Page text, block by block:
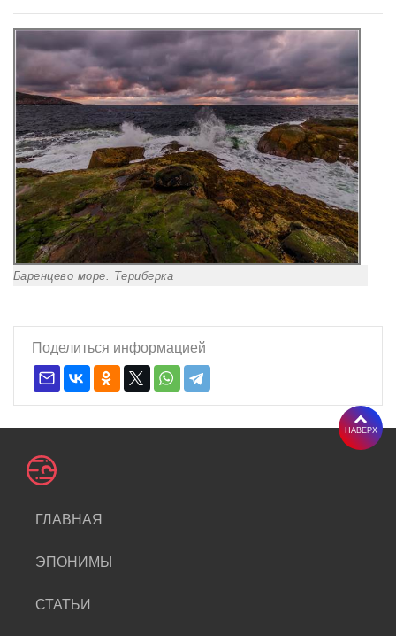
Баренцево море. Териберка
Поделиться информацией
ГЛАВНАЯ
ЭПОНИМЫ
СТАТЬИ
НАВЕРХ